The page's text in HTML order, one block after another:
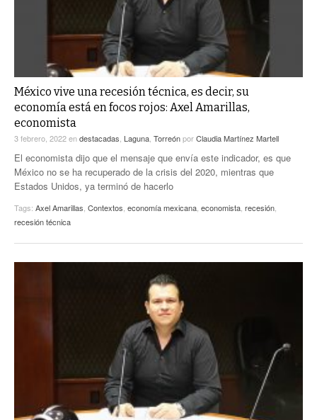
México vive una recesión técnica, es decir, su
economía está en focos rojos: Axel Amarillas,
economista
3 febrero, 2022endestacadas Laguna TorreónporClaudia Martínez Martell
El economista dijo que el mensaje que envía este indicador, es que
México no se ha recuperado de la crisis del 2020, mientras que
Estados Unidos, ya terminó de hacerlo
Tags: Axel Amarillas Contextos economía mexicana economista recesión
recesión técnica